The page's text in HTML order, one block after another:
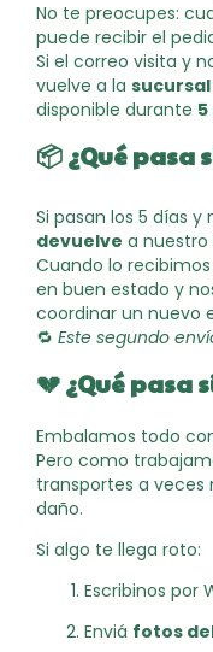
No te preocupes:
puede recibir el
Si el correo visita y
vuelve a la
disponible durante
📦¿Qué pasa
Si pasan los 5 días
devuelve a nuestro
Cuando lo
en buen estado y
coordinar un nuevo
🔁 Este segundo
💔¿Qué pasa
Embalamos todo
Pero como
transportes a veces
daño.
Si algo te llega roto:
Escribinos por
Enviá fotos